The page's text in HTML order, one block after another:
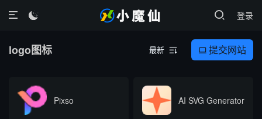
登录

logo图标 最新   提交网站
Pixso AI SVG Generator